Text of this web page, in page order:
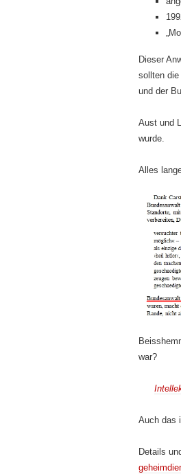
Dieser
sollten
und der
Aust und
wurde.
Alles
war?
Auch das
Details